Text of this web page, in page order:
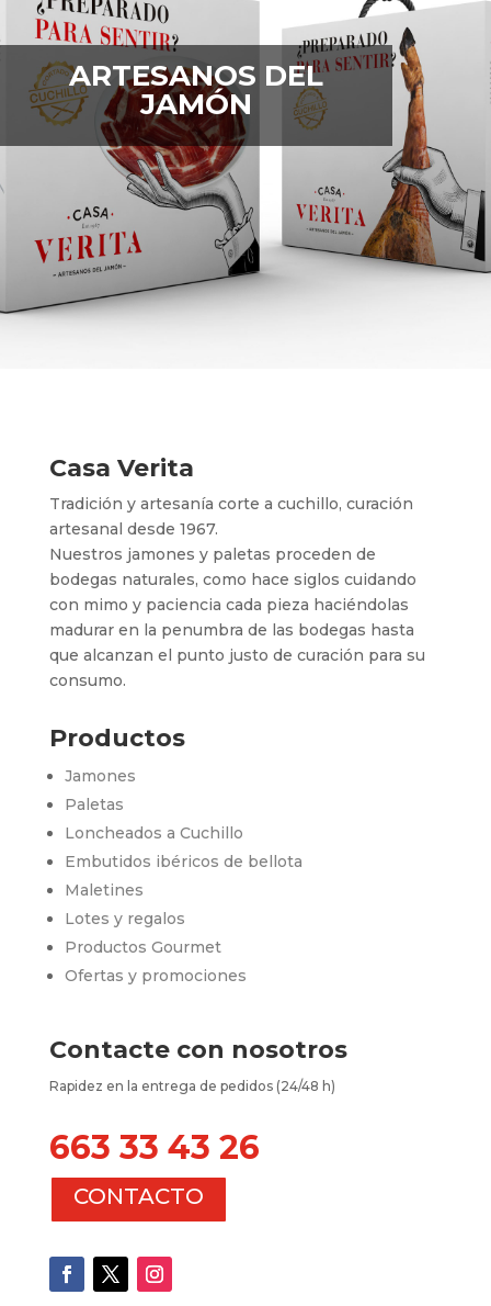
ARTESANOS DEL
JAMÓN
Casa Verita
Tradición y artesanía corte a cuchillo, curación
artesanal desde 1967.
Nuestros jamones y paletas proceden de
bodegas naturales, como hace siglos cuidando
con mimo y paciencia cada pieza haciéndolas
madurar en la penumbra de las bodegas hasta
que alcanzan el punto justo de curación para su
consumo.
Productos
Jamones
Paletas
Loncheados a Cuchillo
Embutidos ibéricos de bellota
Maletines
Lotes y regalos
Productos Gourmet
Ofertas y promociones
Contacte con nosotros
Rapidez en la entrega de pedidos (24/48 h)
663 33 43 26
CONTACTO